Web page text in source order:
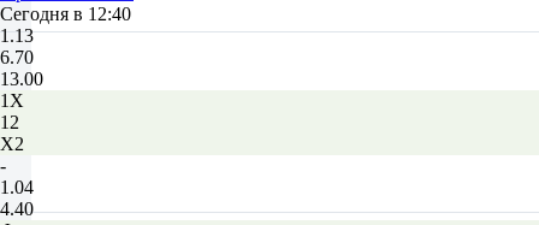
Сегодня в 12:40
1.13
6.70
13.00
1X
12
X2
-
1.04
4.40